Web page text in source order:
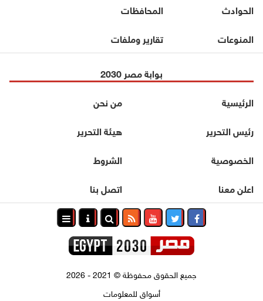
الحوادث
المحافظات
المنوعات
تقارير وملفات
بوابة مصر 2030
الرئيسية
من نحن
رئيس التحرير
هيئة التحرير
الخصوصية
الشروط
اعلن معنا
اتصل بنا
جميع الحقوق محفوظة©
أسواق للمعلومات